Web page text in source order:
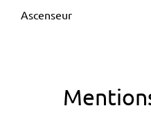
Ascenseur